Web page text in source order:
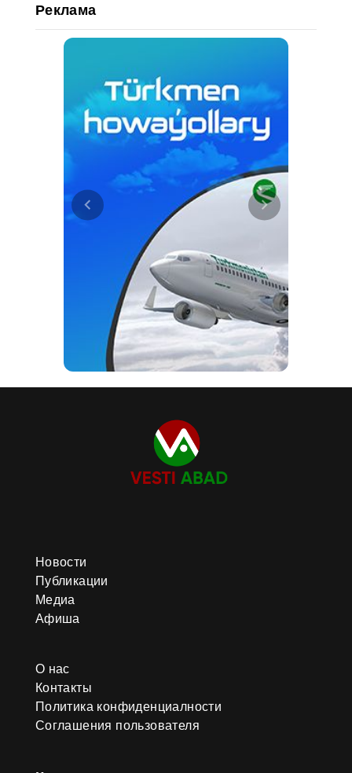
Реклама
Новости
Публикации
Медиа
Афиша
О нас
Контакты
Политика конфиденциалности
Соглашения пользователя